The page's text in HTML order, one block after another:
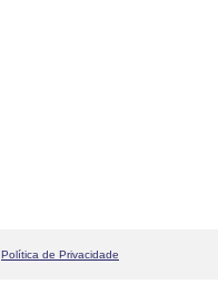
Política de Privacidade